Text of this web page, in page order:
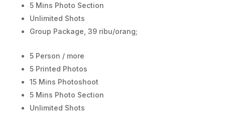
5 Mins Photo Section
Unlimited Shots
Group Package, 39 ribu/orang;
5 Person / more
5 Printed Photos
15 Mins Photoshoot
5 Mins Photo Section
Unlimited Shots